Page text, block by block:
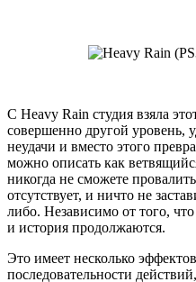
С Heavy Rain студия взяла
совершенно другой уровень,
неудачи и вместо этого
можно описать как
никогда не сможете
отсутствует, и ничто не
либо. Независимо от того,
и история продолжаются.
Это имеет несколько
последовательности